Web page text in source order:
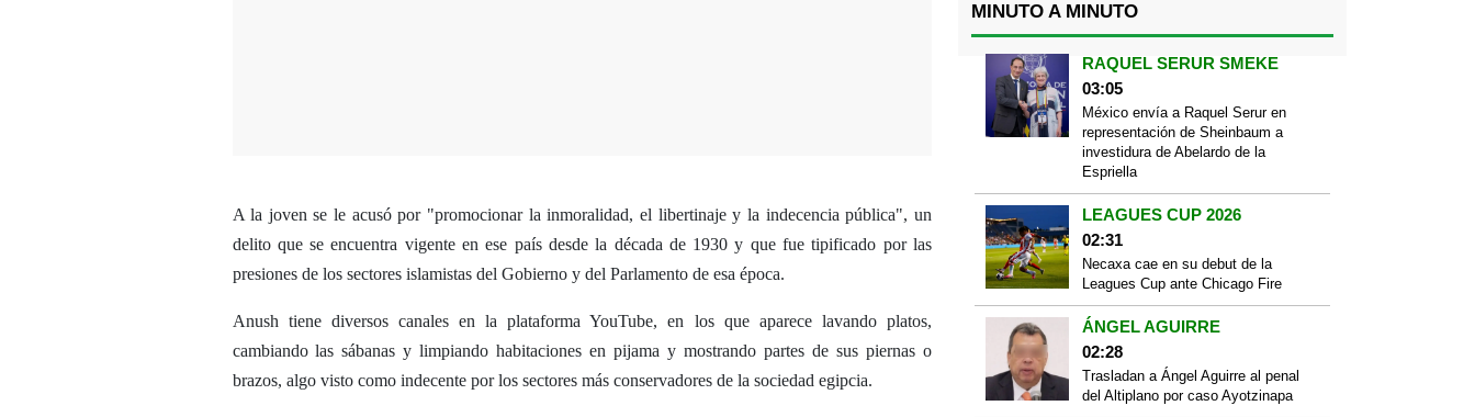
A la joven se le acusó por "promocionar la inmoralidad, el libertinaje y la indecencia pública", un
delito que se encuentra vigente en ese país desde la década de 1930 y que fue tipificado por las
presiones de los sectores islamistas del Gobierno y del Parlamento de esa época.
Anush tiene diversos canales en la plataforma YouTube, en los que aparece lavando platos,
cambiando las sábanas y limpiando habitaciones en pijama y mostrando partes de sus piernas o
brazos, algo visto como indecente por los sectores más conservadores de la sociedad egipcia.
MINUTO A MINUTO
RAQUEL SERUR SMEKE
03:05
México envía a Raquel Serur en
representación de Sheinbaum a
investidura de Abelardo de la
Espriella
LEAGUES CUP 2026
02:31
Necaxa cae en su debut de la
Leagues Cup ante Chicago Fire
ÁNGEL AGUIRRE
02:28
Trasladan a Ángel Aguirre al penal
del Altiplano por caso Ayotzinapa